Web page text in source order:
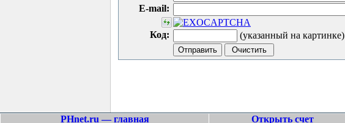
E-mail:
Код: (указанный на картинке)
PHnet.ru — главная Открыть счет